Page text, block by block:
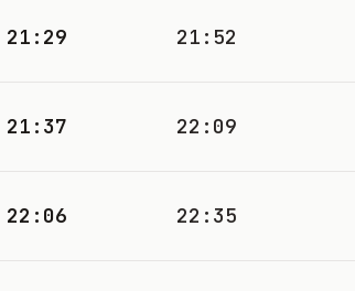
21:29 21:52
21:37 22:09
22:06 22:35